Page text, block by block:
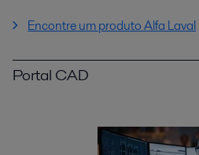
Encontre um produto Alfa Laval
Portal CAD